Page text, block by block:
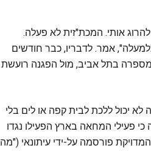
אותי. המכת"זית לא פעלה.
אמר. לדבריו, כבר חודשים
בתל אביב, מול הפגנה רועשת
יכול ללכת לבית קפה או לים בלי
פעילי המחאה בארץ הפעילו נגדו
פורסמה על-ידי עיתונאי ("מה